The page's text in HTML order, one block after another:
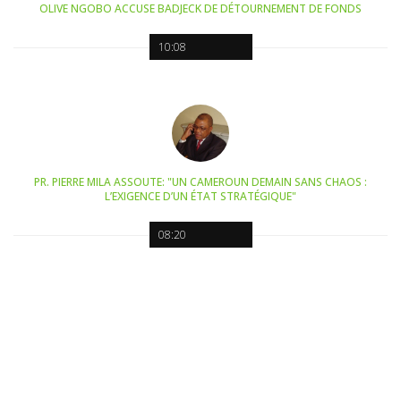
10:08
OLIVE NGOBO ACCUSE BADJECK DE DÉTOURNEMENT DE FONDS
08:20
PR. PIERRE MILA ASSOUTE: "UN CAMEROUN DEMAIN SANS CHAOS :
L’EXIGENCE D’UN ÉTAT STRATÉGIQUE"